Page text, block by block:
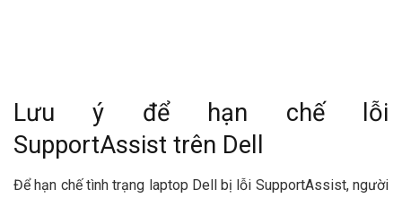
Lưu ý để hạn chế lỗi
SupportAssist trên Dell
Để hạn chế tình trạng laptop Dell bị lỗi SupportAssist, người